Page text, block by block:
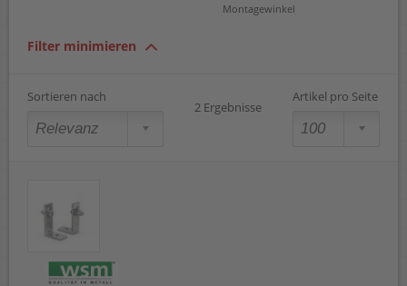
Montagewinkel
Filter minimieren
Sortieren nach
2 Ergebnisse
Artikel pro Seite